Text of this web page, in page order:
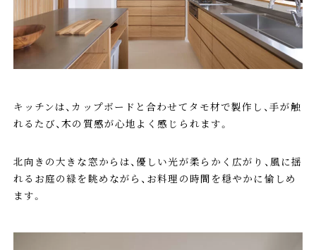
キッチンは、カップボードと合わせてタモ材で製作し、手が触
れるたび、木の質感が心地よく感じられます。
北向きの大きな窓からは、優しい光が柔らかく広がり、風に揺
れるお庭の緑を眺めながら、お料理の時間を穏やかに愉しめ
ます。